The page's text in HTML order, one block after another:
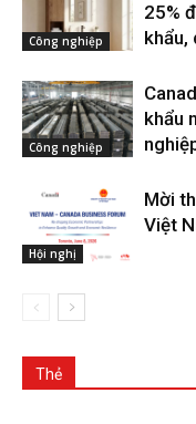
Công nghiệp
25%
khẩu,
Công nghiệp
khẩu
Hội nghị
Mời
Việt
Thẻ